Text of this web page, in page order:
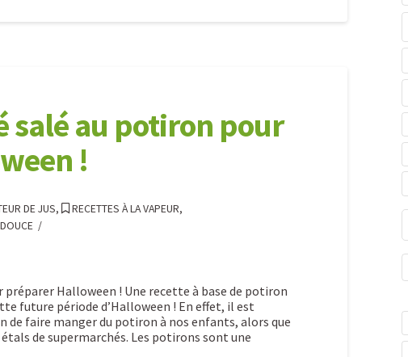
salé au potiron pour
!
DE JUS, RECETTES À LA VAPEUR,
Halloween ! Une recette à base de potiron
future période d’Halloween ! En effet, il est
de faire manger du potiron à nos enfants, alors que
de supermarchés. Les potirons sont une